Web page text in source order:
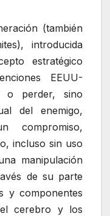
(también
introducida
estratégico
EEUU-
perder, sino
del enemigo,
compromiso,
incluso sin uso
manipulación
de su parte
y componentes
cerebro y los